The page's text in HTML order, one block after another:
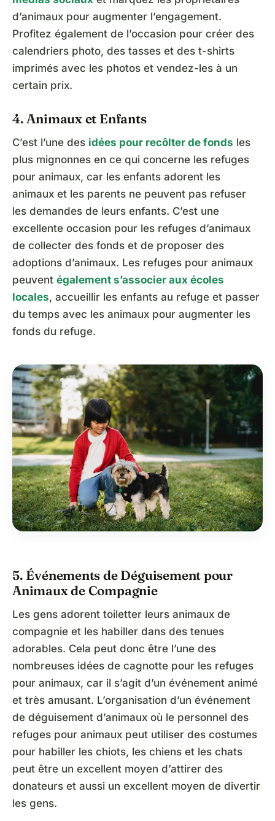
d’animaux pour augmenter l’engagement.
Profitez également de l’occasion pour créer des
calendriers photo, des tasses et des t-shirts
imprimés avec les photos et vendez-les à un
certain prix.
4. Animaux et Enfants
C’est l’une des idées pour recôlter de fonds les
plus mignonnes en ce qui concerne les refuges
pour animaux, car les enfants adorent les
animaux et les parents ne peuvent pas refuser
les demandes de leurs enfants. C’est une
excellente occasion pour les refuges d’animaux
de collecter des fonds et de proposer des
adoptions d’animaux. Les refuges pour animaux
peuvent également s’associer aux écoles
locales, accueillir les enfants au refuge et passer
du temps avec les animaux pour augmenter les
fonds du refuge.
5. Événements de Déguisement pour
Animaux de Compagnie
Les gens adorent toiletter leurs animaux de
compagnie et les habiller dans des tenues
adorables. Cela peut donc être l’une des
nombreuses idées de cagnotte pour les refuges
pour animaux, car il s’agit d’un événement animé
et très amusant. L’organisation d’un événement
de déguisement d’animaux où le personnel des
refuges pour animaux peut utiliser des costumes
pour habiller les chiots, les chiens et les chats
peut être un excellent moyen d’attirer des
donateurs et aussi un excellent moyen de divertir
les gens.